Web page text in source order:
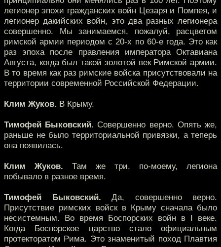
легионер эпохи гражданских войн Цезаря и Помпея, и
легионер дакийских войн, это два разных легионера
совершенно. Мы занимаемся, пожалуй, расцветом
римской армии периодом с 20-х по 60-е года. Это как
раз эпоха после правления императора Октавиана
Августа, когда был такой золотой век Римской армии.
В то время как раз римские войска присутствовали на
территории современной Российской Федерации.
Клим Жуков. В Крыму.
Тимофей Быковский. Совершенно верно. Опять же,
раньше не было территориальной привязки, а теперь
она появилась.
Клим Жуков. Там же три, по-моему, легиона
побывало в разное время.
Тимофей Быковский. Да, совершенно верно.
Присутствие римских войск в Крыму сначала было
несистемным. Во время Боспорских войн в I веке.
Когда Боспорское царство стало официальным
протекторатом Рима. Это знаменитый поход Плавтия